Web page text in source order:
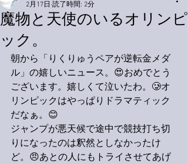
魔物と天使のいるオリンピ
ック。
2月17日 読了時間: 2分
朝から「りくりゅうペアが逆転金メダ
ル」の嬉しいニュース。😍おめでとう
ございます。嬉しくて泣いたわ。🥲オ
リンピックはやっぱりドラマティック
だなぁ。😊
ジャンプが悪天候で途中で競技打ち切
りになったのは釈然としなかったけ
ど。😠あとの人にもトライさせてあげ